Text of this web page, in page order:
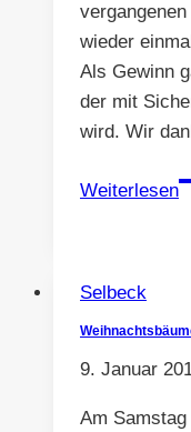
wieder
Als Gewinn
der mit
wird. Wir
Weiterlesen
Selbeck
9. Januar
Am